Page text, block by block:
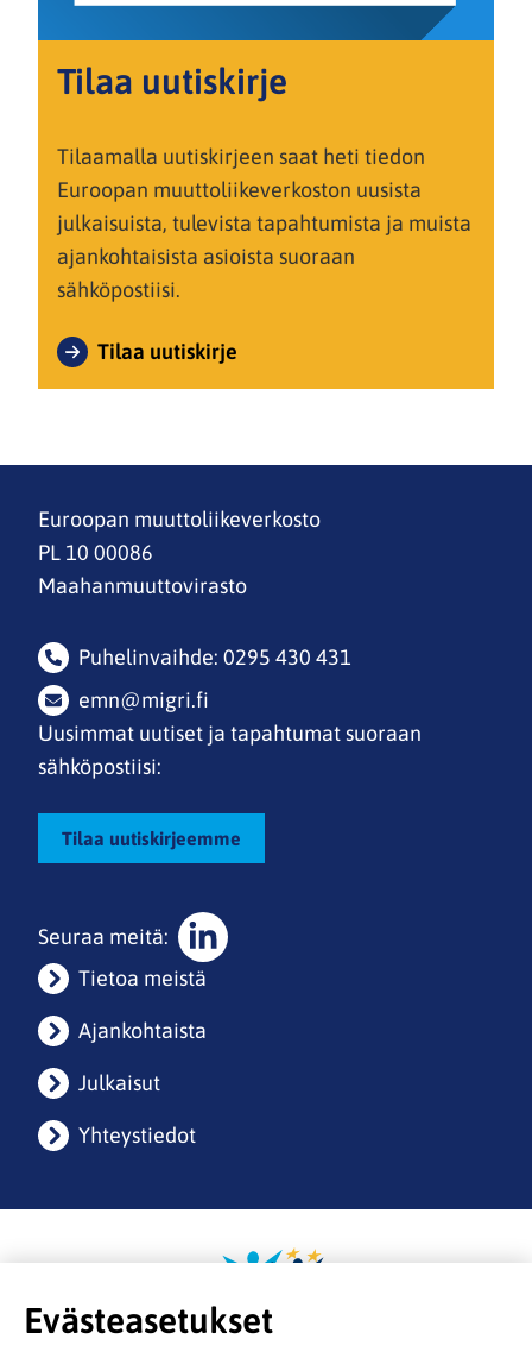
Tilaa uutiskirje
Tilaamalla uutiskirjeen saat heti tiedon
Euroopan muuttoliikeverkoston uusista
julkaisuista, tulevista tapahtumista ja muista
ajankohtaisista asioista suoraan
sähköpostiisi.
Tilaa uutiskirje
Euroopan muuttoliikeverkosto
PL 10 00086
Maahanmuuttovirasto
Puhelinvaihde: 0295 430 431
emn@migri.fi
Uusimmat uutiset ja tapahtumat suoraan
sähköpostiisi:
Tilaa uutiskirjeemme
Seuraa meitä:
Sosiaalinen
media:
linkedin
Tietoa meistä
Ajankohtaista
Julkaisut
Yhteystiedot
Evästeasetukset